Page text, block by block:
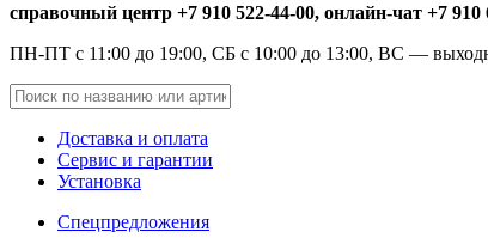
справочный центр +7 910 522-44-00, онлайн-чат +7 910
ПН-ПТ с 11:00 до 19:00, СБ с 10:00 до 13:00, ВС —
Доставка и оплата
Сервис и гарантии
Установка
Спецпредложения